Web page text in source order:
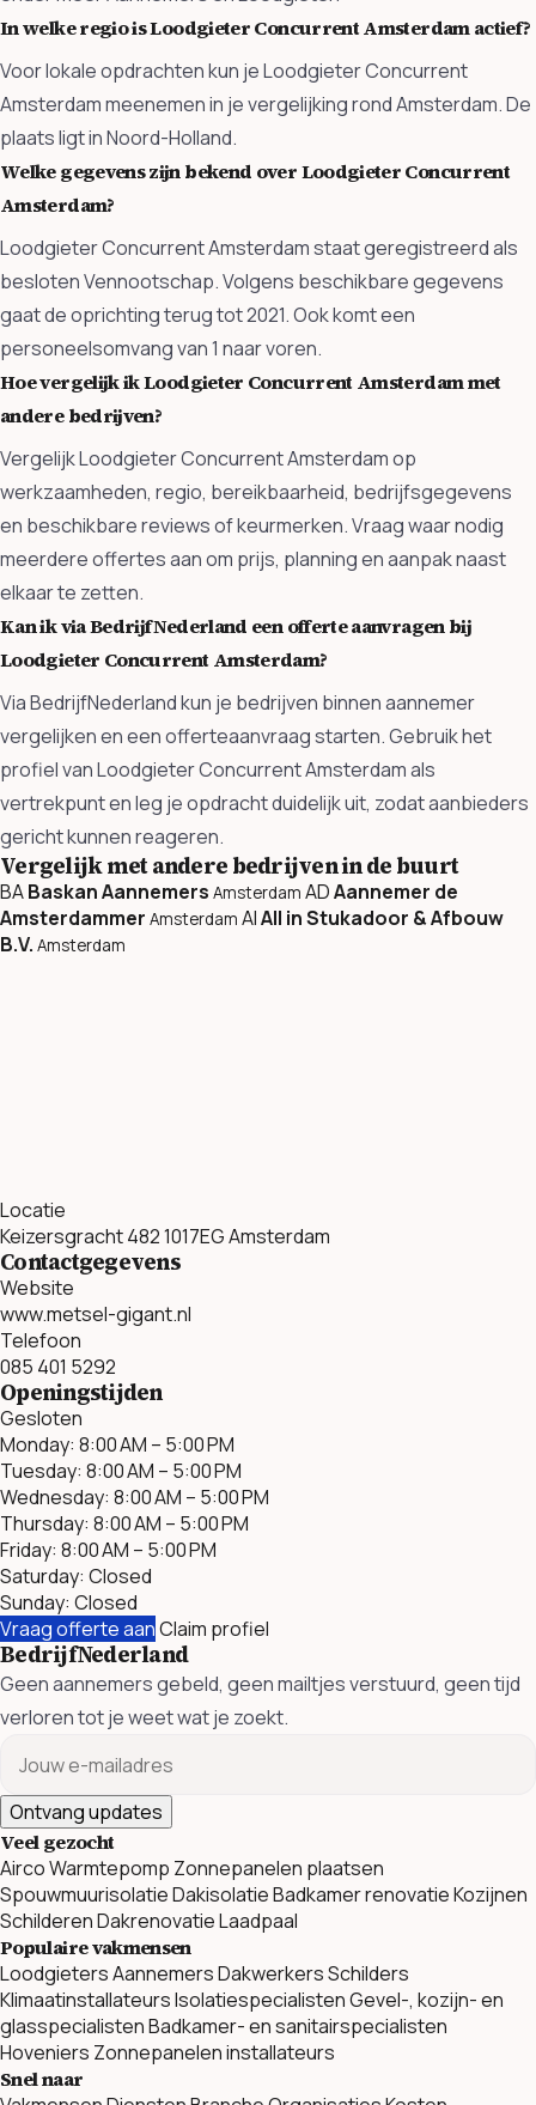
In welke regio is Loodgieter Concurrent Amsterdam actief?
Voor lokale opdrachten kun je Loodgieter Concurrent
Amsterdam meenemen in je vergelijking rond Amsterdam. De
plaats ligt in Noord-Holland.
Welke gegevens zijn bekend over Loodgieter Concurrent
Amsterdam?
Loodgieter Concurrent Amsterdam staat geregistreerd als
besloten Vennootschap. Volgens beschikbare gegevens
gaat de oprichting terug tot 2021. Ook komt een
personeelsomvang van 1 naar voren.
Hoe vergelijk ik Loodgieter Concurrent Amsterdam met
andere bedrijven?
Vergelijk Loodgieter Concurrent Amsterdam op
werkzaamheden, regio, bereikbaarheid, bedrijfsgegevens
en beschikbare reviews of keurmerken. Vraag waar nodig
meerdere offertes aan om prijs, planning en aanpak naast
elkaar te zetten.
Kan ik via BedrijfNederland een offerte aanvragen bij
Loodgieter Concurrent Amsterdam?
Via BedrijfNederland kun je bedrijven binnen aannemer
vergelijken en een offerteaanvraag starten. Gebruik het
profiel van Loodgieter Concurrent Amsterdam als
vertrekpunt en leg je opdracht duidelijk uit, zodat aanbieders
gericht kunnen reageren.
Vergelijk met andere bedrijven in de buurt
BABaskan Aannemers Amsterdam ADAannemer de
Amsterdammer Amsterdam AIAll in Stukadoor & Afbouw
B.V. Amsterdam
Locatie
Keizersgracht 482 1017EG Amsterdam
Contactgegevens
Website
www.metsel-gigant.nl
Telefoon
085 401 5292
Openingstijden
Gesloten
Monday: 8:00 AM – 5:00 PM
Tuesday: 8:00 AM – 5:00 PM
Wednesday: 8:00 AM – 5:00 PM
Thursday: 8:00 AM – 5:00 PM
Friday: 8:00 AM – 5:00 PM
Saturday: Closed
Sunday: Closed
Vraag offerte aanClaim profiel
BedrijfNederland
Geen aannemers gebeld, geen mailtjes verstuurd, geen tijd
verloren tot je weet wat je zoekt.
Ontvang updates
Veel gezocht
AircoWarmtepomp Zonnepanelen plaatsen
SpouwmuurisolatieDakisolatieBadkamer renovatieKozijnen
SchilderenDakrenovatieLaadpaal
Populaire vakmensen
LoodgietersAannemersDakwerkersSchilders
KlimaatinstallateursIsolatiespecialistenGevel-, kozijn- en
glasspecialistenBadkamer- en sanitairspecialisten
Hoveniers Zonnepanelen installateurs
Snel naar